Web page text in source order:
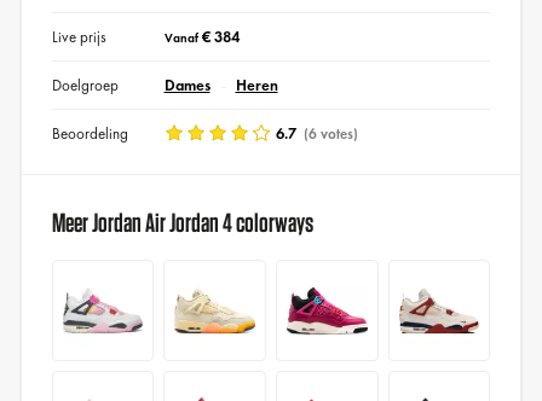
Live prijs Vanaf€ 384
Doelgroep Dames Heren
Beoordeling 6.7 (6 votes)
Meer Jordan Air Jordan 4 colorways